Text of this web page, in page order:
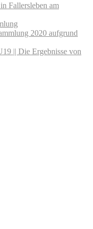
Fallersleben am
2020 aufgrund
|| Die Ergebnisse von